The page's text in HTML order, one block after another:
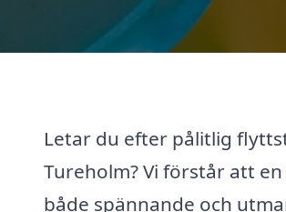
Letar du efter pålitlig
Tureholm? Vi förstår att
både spännande och